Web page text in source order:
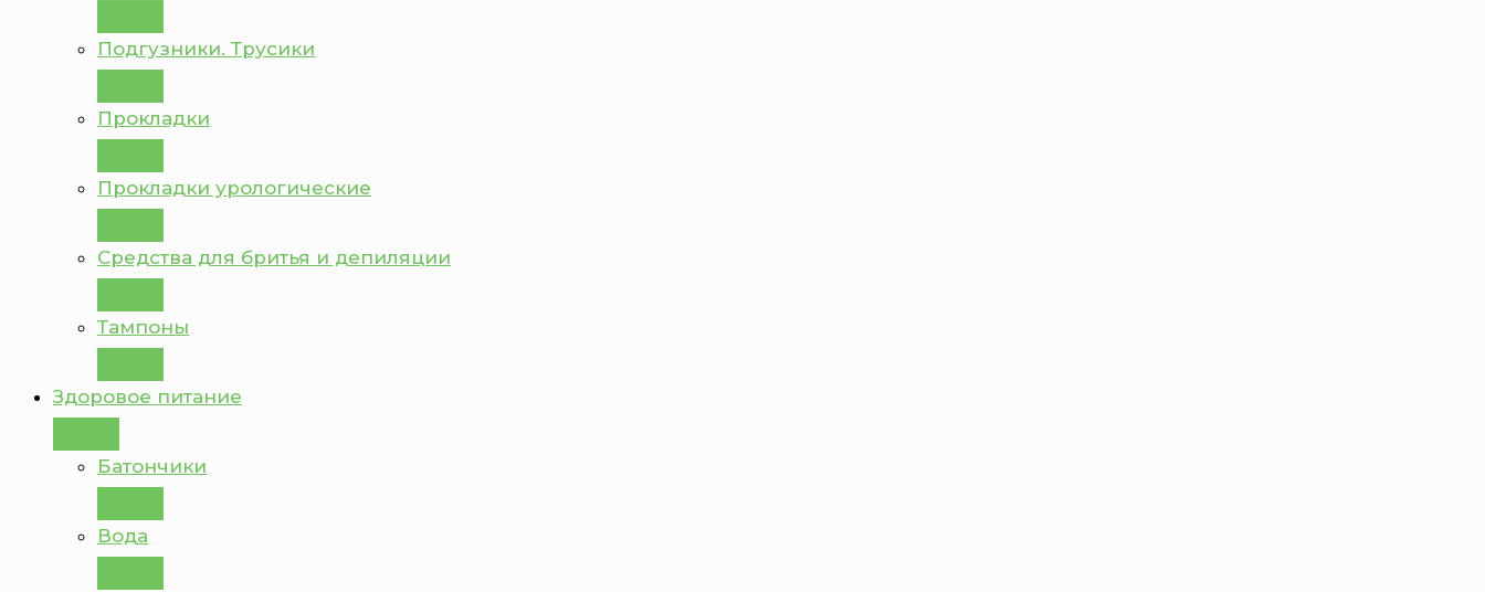
Подгузники. Трусики
Прокладки
Прокладки урологические
Средства для бритья и депиляции
Тампоны
Здоровое питание
Батончики
Вода